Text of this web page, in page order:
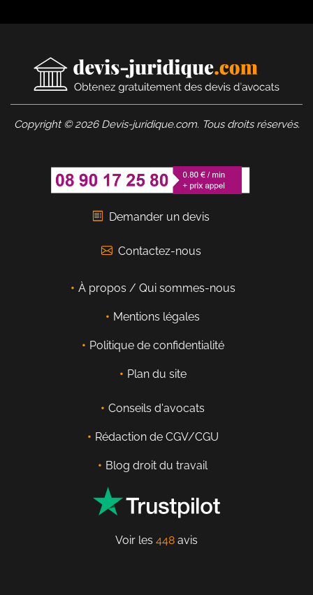
Copyright © 2026 Devis-juridique.com. Tous droits réservés.
Demander un devis
Contactez-nous
À propos / Qui sommes-nous
Mentions légales
Politique de confidentialité
Plan du site
Conseils d'avocats
Rédaction de CGV/CGU
Blog droit du travail
Voir les 448 avis